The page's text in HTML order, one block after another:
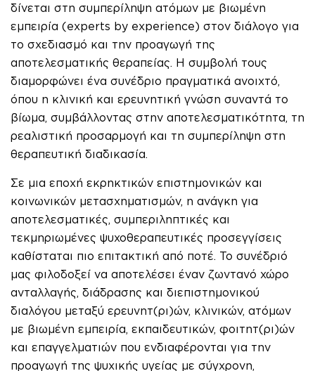
δίνεται στη συμπερίληψη ατόμων με βιωμένη
εμπειρία (experts by experience) στον διάλογο για
το σχεδιασμό και την προαγωγή της
αποτελεσματικής θεραπείας. Η συμβολή τους
διαμορφώνει ένα συνέδριο πραγματικά ανοιχτό,
όπου η κλινική και ερευνητική γνώση συναντά το
βίωμα, συμβάλλοντας στην αποτελεσματικότητα, τη
ρεαλιστική προσαρμογή και τη συμπερίληψη στη
θεραπευτική διαδικασία.
Σε μια εποχή εκρηκτικών επιστημονικών και
κοινωνικών μετασχηματισμών, η ανάγκη για
αποτελεσματικές, συμπεριληπτικές και
τεκμηριωμένες ψυχοθεραπευτικές προσεγγίσεις
καθίσταται πιο επιτακτική από ποτέ. Το συνέδριό
μας φιλοδοξεί να αποτελέσει έναν ζωντανό χώρο
ανταλλαγής, διάδρασης και διεπιστημονικού
διαλόγου μεταξύ ερευνητ(ρι)ών, κλινικών, ατόμων
με βιωμένη εμπειρία, εκπαιδευτικών, φοιτητ(ρι)ών
και επαγγελματιών που ενδιαφέρονται για την
προαγωγή της ψυχικής υγείας με σύγχρονη,